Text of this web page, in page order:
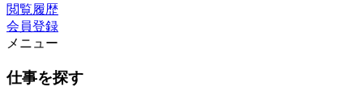
閲覧履歴
会員登録
メニュー
仕事を探す